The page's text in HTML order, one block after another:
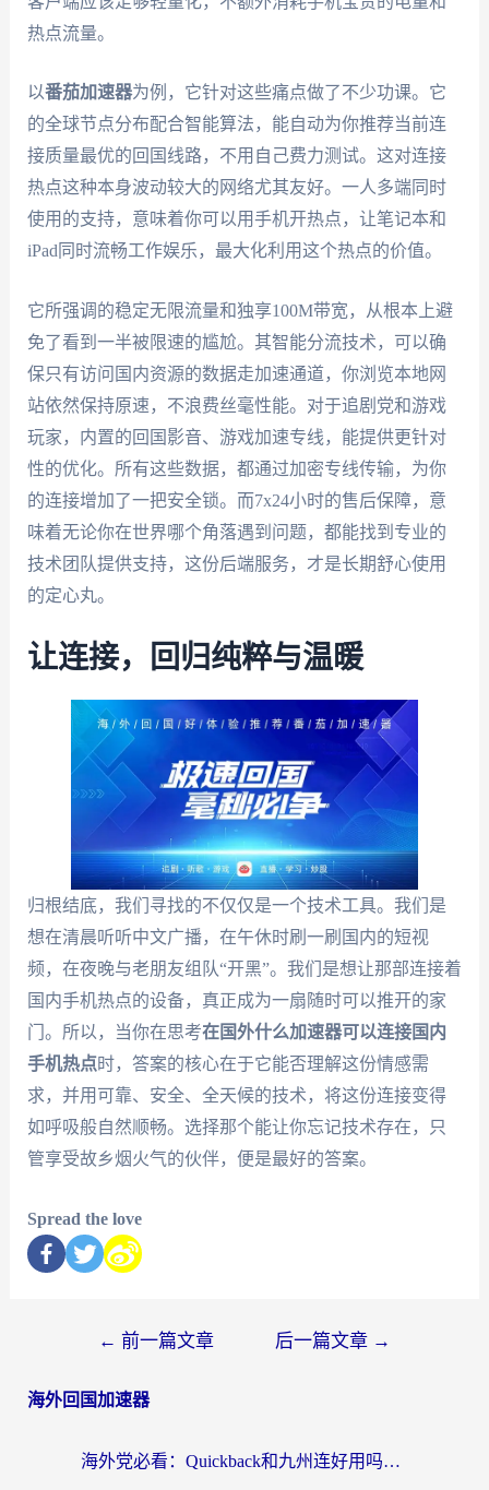
热点流量。
以番茄加速器为例，它针对这些痛点做了不少功课。它
的全球节点分布配合智能算法，能自动为你推荐当前连
接质量最优的回国线路，不用自己费力测试。这对连接
热点这种本身波动较大的网络尤其友好。一人多端同时
使用的支持，意味着你可以用手机开热点，让笔记本和
iPad同时流畅工作娱乐，最大化利用这个热点的价值。
它所强调的稳定无限流量和独享100M带宽，从根本上避
免了看到一半被限速的尴尬。其智能分流技术，可以确
保只有访问国内资源的数据走加速通道，你浏览本地网
站依然保持原速，不浪费丝毫性能。对于追剧党和游戏
玩家，内置的回国影音、游戏加速专线，能提供更针对
性的优化。所有这些数据，都通过加密专线传输，为你
的连接增加了一把安全锁。而7x24小时的售后保障，意
味着无论你在世界哪个角落遇到问题，都能找到专业的
技术团队提供支持，这份后端服务，才是长期舒心使用
的定心丸。
让连接，回归纯粹与温暖
归根结底，我们寻找的不仅仅是一个技术工具。我们是
想在清晨听听中文广播，在午休时刷一刷国内的短视
频，在夜晚与老朋友组队“开黑”。我们是想让那部连接着
国内手机热点的设备，真正成为一扇随时可以推开的家
门。所以，当你在思考在国外什么加速器可以连接国内
手机热点时，答案的核心在于它能否理解这份情感需
求，并用可靠、安全、全天候的技术，将这份连接变得
如呼吸般自然顺畅。选择那个能让你忘记技术存在，只
管享受故乡烟火气的伙伴，便是最好的答案。
Spread the love
← 前一篇文章 后一篇文章 →
海外回国加速器
海外党必看：Quickback和九州连好用吗？3步选对回国加速器实现无缝刷国内资源